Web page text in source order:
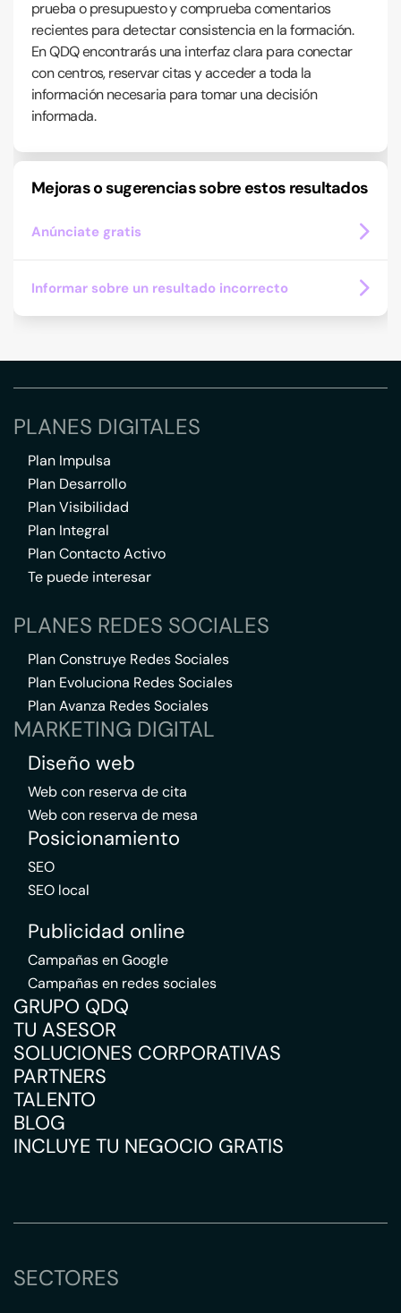
prueba o presupuesto y comprueba comentarios
recientes para detectar consistencia en la formación.
En QDQ encontrarás una interfaz clara para conectar
con centros, reservar citas y acceder a toda la
información necesaria para tomar una decisión
informada.
Mejoras o sugerencias sobre estos resultados
Anúnciate gratis
Informar sobre un resultado incorrecto
PLANES DIGITALES
Plan Impulsa
Plan Desarrollo
Plan Visibilidad
Plan Integral
Plan Contacto Activo
Te puede interesar
PLANES REDES SOCIALES
Plan Construye Redes Sociales
Plan Evoluciona Redes Sociales
Plan Avanza Redes Sociales
MARKETING DIGITAL
Diseño web
Web con reserva de cita
Web con reserva de mesa
Posicionamiento
SEO
SEO local
Publicidad online
Campañas en Google
Campañas en redes sociales
GRUPO QDQ
TU ASESOR
SOLUCIONES CORPORATIVAS
PARTNERS
TALENTO
BLOG
INCLUYE TU NEGOCIO GRATIS
SECTORES